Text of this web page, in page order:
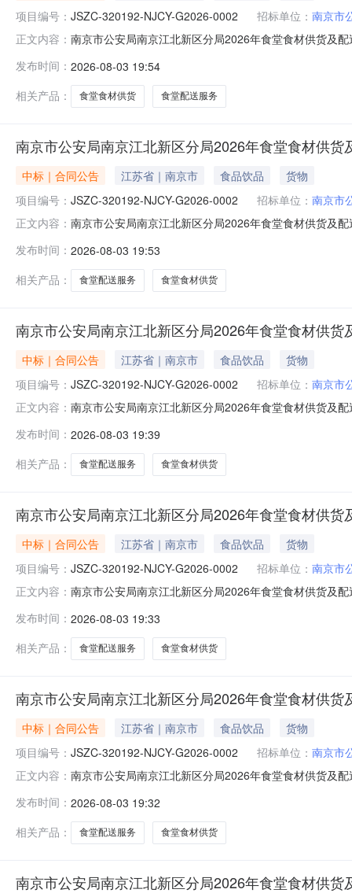
项目编号： JSZC-320192-NJCY-G2026-0002 招标单位： 南京市
正文内容： 南京市公安局南京江北新区分局2026年食堂食材供货及
年食堂食材供货及配送服务合同签订日期2026-03-26采
发布时间： 2026-08-03 19:54
相关产品：
食堂食材供货 食堂配送服务
南京市公安局南京江北新区分局2026年食堂食材供货
中标｜合同公告 江苏省｜南京市 食品饮品
货物
项目编号： JSZC-320192-NJCY-G2026-0002 招标单位： 南京市
正文内容： 南京市公安局南京江北新区分局2026年食堂食材供货及
年食堂食材供货及配送服务合同签订日期2026-03-26采
发布时间： 2026-08-03 19:53
相关产品：
食堂配送服务 食堂食材供货
南京市公安局南京江北新区分局2026年食堂食材供货
中标｜合同公告 江苏省｜南京市 食品饮品
货物
项目编号： JSZC-320192-NJCY-G2026-0002 招标单位： 南京市
正文内容： 南京市公安局南京江北新区分局2026年食堂食材供货及
年食堂食材供货及配送服务合同签订日期2026-03-19采
发布时间： 2026-08-03 19:39
相关产品：
食堂配送服务 食堂食材供货
南京市公安局南京江北新区分局2026年食堂食材供货
中标｜合同公告 江苏省｜南京市 食品饮品
货物
项目编号： JSZC-320192-NJCY-G2026-0002 招标单位： 南京市
正文内容： 南京市公安局南京江北新区分局2026年食堂食材供货及
2026年食堂食材供货及配送服务合同签订日期2026-03-
发布时间： 2026-08-03 19:33
相关产品：
食堂配送服务 食堂食材供货
南京市公安局南京江北新区分局2026年食堂食材供货
中标｜合同公告 江苏省｜南京市 食品饮品
货物
项目编号： JSZC-320192-NJCY-G2026-0002 招标单位： 南京市
正文内容： 南京市公安局南京江北新区分局2026年食堂食材供货及
年食堂食材供货及配送服务合同签订日期2026-03-26采
发布时间： 2026-08-03 19:32
相关产品：
食堂配送服务 食堂食材供货
南京市公安局南京江北新区分局2026年食堂食材供货